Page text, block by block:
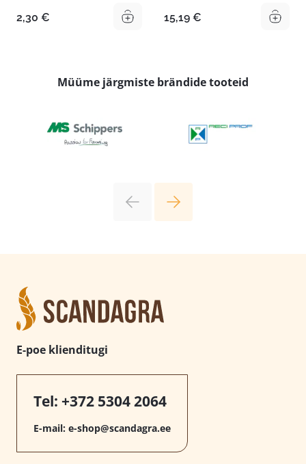
2,30 € 15,19 €
Müüme järgmiste brändide tooteid
E-poe klienditugi
Tel: +372 5304 2064
E-mail: e-shop@scandagra.ee